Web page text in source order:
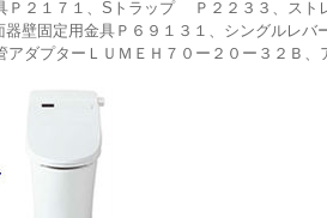
Ｐ２１７１、Sトラップ Ｐ２２３３、ス
固定用金具Ｐ６９１３１、シングルレバ
ダプターＬＵＭＥＨ７０ー２０ー３２Ｂ、